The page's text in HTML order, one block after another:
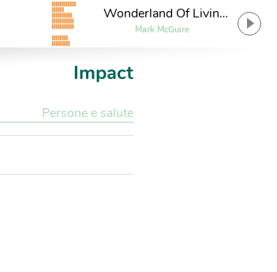
Wonderland Of Living
Things
Mark McGuire
Impact
Persone e salute